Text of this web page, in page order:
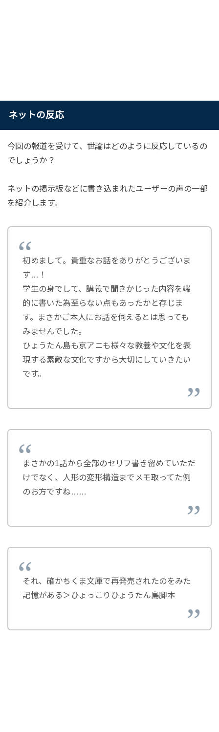
ネットの反応
今回の報道を受けて、世論はどのように反応しているの
でしょうか？
ネットの掲示板などに書き込まれたユーザーの声の一部
を紹介します。
初めまして。貴重なお話をありがとうございま
す…！
学生の身でして、講義で聞きかじった内容を端
的に書いた為至らない点もあったかと存じま
す。まさかご本人にお話を伺えるとは思っても
みませんでした。
ひょうたん島も京アニも様々な教養や文化を表
現する素敵な文化ですから大切にしていきたい
です。
まさかの1話から全部のセリフ書き留めていただ
けでなく、人形の変形構造までメモ取ってた例
のお方ですね……
それ、確かちくま文庫で再発売されたのをみた
記憶がある＞ひょっこりひょうたん島脚本